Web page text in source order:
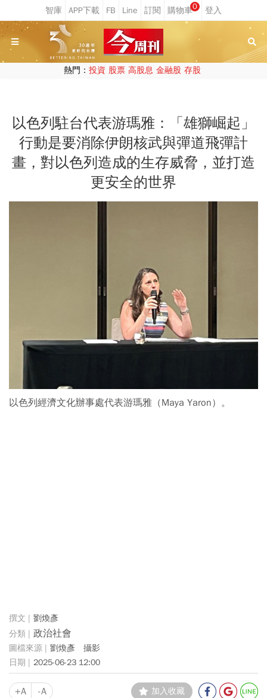
0
熱門： 投資 股票 高股息 金融股 存股
以色列駐台代表游瑪雅：「雄獅崛起」
行動是要消除伊朗核武與彈道飛彈計
畫，對以色列造成的生存威脅，並打造
更安全的世界
以色列經濟文化辦事處代表游瑪雅（Maya Yaron）。
劉煥彥
政治社會
劉煥彥 攝影
2025-06-23 12:00
+A -A 加入收藏